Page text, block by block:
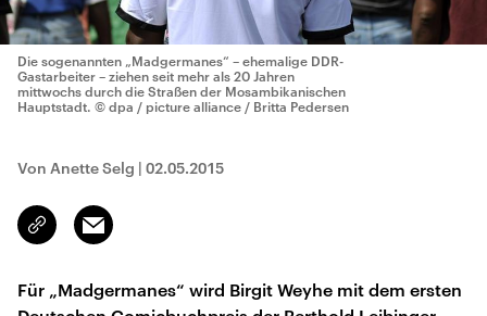
Die sogenannten „Madgermanes“ – ehemalige DDR-
Gastarbeiter – ziehen seit mehr als 20 Jahren
mittwochs durch die Straßen der Mosambikanischen
Hauptstadt. © dpa / picture alliance / Britta Pedersen
Von Anette Selg | 02.05.2015
Link
kopieren/teilen
Email
Für „Madgermanes“ wird Birgit Weyhe mit dem ersten